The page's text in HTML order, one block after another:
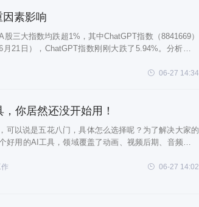
素影响
三大指数均跌超1%，其中ChatGPT指数（8841669）
21日），ChatGPT指数刚刚大跌了5.94%。分析对于
06-27 14:34
你居然还没开始用！
可以说是五花八门，具体怎么选择呢？为了解决大家的
好用的AI工具，领域覆盖了动画、视频后期、音频后期
06-27 14:02